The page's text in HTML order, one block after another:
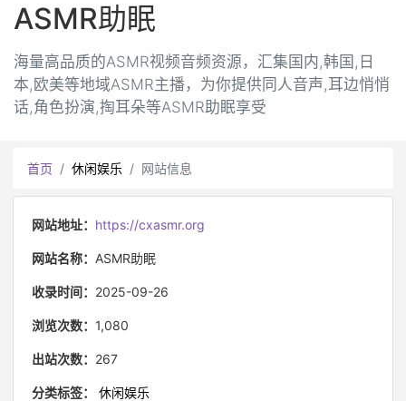
ASMR助眠
海量高品质的ASMR视频音频资源，汇集国内,韩国,日
本,欧美等地域ASMR主播，为你提供同人音声,耳边悄悄
话,角色扮演,掏耳朵等ASMR助眠享受
首页 休闲娱乐 网站信息
网站地址： https://cxasmr.org
网站名称： ASMR助眠
收录时间： 2025-09-26
浏览次数： 1,080
出站次数： 267
分类标签： 休闲娱乐